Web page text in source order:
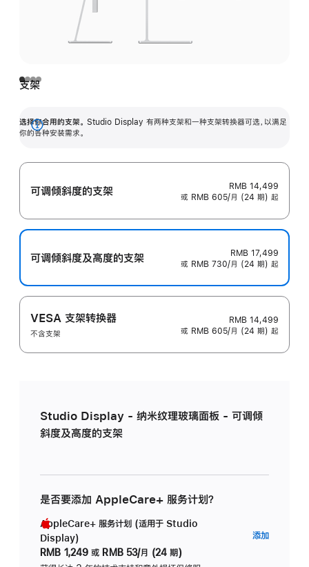
支架
选择你合用的支架。 Studio Display 有两种支架和一种支架转换器可选，以满足
你的各种安装需求。
展
可调倾斜度的支架
RMB 14,499
或 RMB 605/月 (24 期) 起
可调倾斜度及高‍度的支‍架
RMB 17,499
或 RMB 730/月 (24 期) 起
VESA 支架转换器
不含支架
RMB 14,499
或 RMB 605/月 (24 期) 起
Studio Display - 纳米纹理玻璃面板 - 可调倾
斜度及高度的支架
是否要添加 AppleCare+ 服务计划？
AppleCare+ 服务计划 (适用于 Studio
Display)
RMB 1,249 或 RMB 53/月 (24 期)
添加